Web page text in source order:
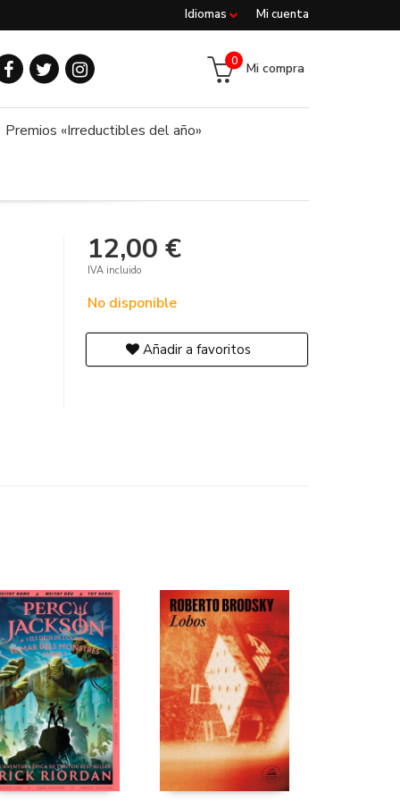
Mi cuenta
Idiomas
Mi compra
0
Premios «Irreductibles del año»
12,00 €
IVA incluido
No disponible
Añadir a favoritos